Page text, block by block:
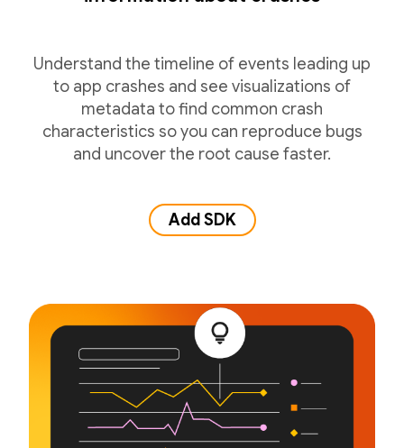
Understand the timeline of events leading up
to app crashes and see visualizations of
metadata to find common crash
characteristics so you can reproduce bugs
and uncover the root cause faster.
Add SDK